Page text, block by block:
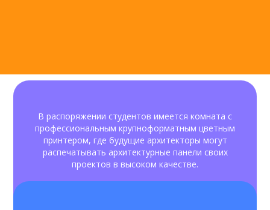
В распоряжении студентов имеется комната с
профессиональным крупноформатным цветным
принтером, где будущие архитекторы могут
распечатывать архитектурные панели своих
проектов в высоком качестве.